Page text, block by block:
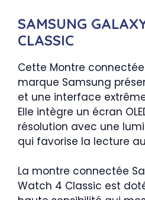
SAMSUNG
CLASSIC
Cette Montre
marque Samsung
et une interface
Elle intègre un écran
résolution avec une
qui favorise la lecture
La montre connectée
Watch 4 Classic est